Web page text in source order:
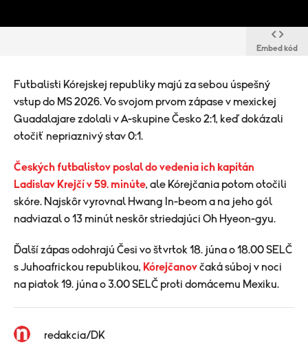
Embed kód
Futbalisti Kórejskej republiky majú za sebou úspešný
vstup do MS 2026. Vo svojom prvom zápase v mexickej
Guadalajare zdolali v A-skupine Česko 2:1, keď dokázali
otočiť nepriaznivý stav 0:1.
Českých futbalistov poslal do vedenia ich kapitán
Ladislav Krejčí v 59. minúte, ale Kórejčania potom otočili
skóre. Najskôr vyrovnal Hwang In-beom a na jeho gól
nadviazal o 13 minút neskôr striedajúci Oh Hyeon-gyu.
Ďalší zápas odohrajú Česi vo štvrtok 18. júna o 18.00 SELČ
s Juhoafrickou republikou, Kórejčanovčaká súboj v noci
na piatok 19. júna o 3.00 SELČ proti domácemu Mexiku.
redakcia/DK